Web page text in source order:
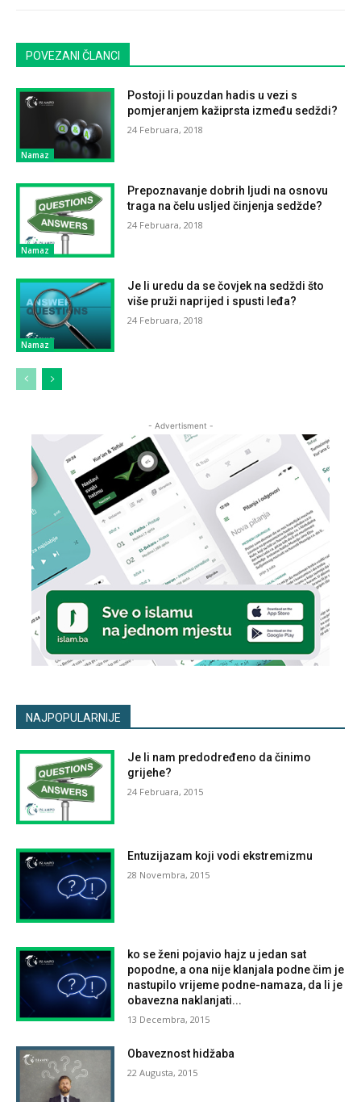
POVEZANI ČLANCI
Namaz
Postoji li pouzdan hadis u vezi s
pomjeranjem kažiprsta između sedždi?
24 Februara, 2018
Namaz
Prepoznavanje dobrih ljudi na osnovu
traga na čelu usljed činjenja sedžde?
24 Februara, 2018
Namaz
Je li uredu da se čovjek na sedždi što
više pruži naprijed i spusti leđa?
24 Februara, 2018
- Advertisment -
NAJPOPULARNIJE
Je li nam predodređeno da činimo
grijehe?
24 Februara, 2015
Entuzijazam koji vodi ekstremizmu
28 Novembra, 2015
ko se ženi pojavio hajz u jedan sat
popodne, a ona nije klanjala podne čim je
nastupilo vrijeme podne-namaza, da li je
obavezna naklanjati...
13 Decembra, 2015
Obaveznost hidžaba
22 Augusta, 2015